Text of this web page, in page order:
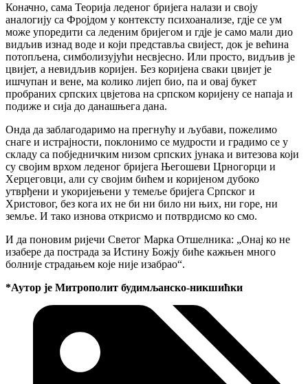
Коначно, сама Теорија леденог бријега налази и своју
аналогију са Фројдом у контексту психоанализе, гдје се ум
може упоредити са леденим бријегом и гдје је само мали дио
видљив изнад воде и који представља свијест, док је већина
потопљена, симболизујући несвјесно. Или просто, видљив је
цвијет, а невидљив коријен. Без коријена сваки цвијет је
ишчупан и вене, ма колико лијеп био, па и овај букет
пробраних српских цвјетова на српском коријену се напаја и
подиже и сија до данашњега дана.
Онда да заблагодаримо на прегнућу и љубави, пожелимо
снаге и истрајности, поклонимо се мудрости и градимо се у
складу са побједничким низом српских јунака и витезова који
су својим врхом леденог бријега Његошеви Црногорци и
Херцеговци, али су својим бићем и коријеном дубоко
утврђени и укоријењени у темеље бријега Српског и
Христовог, без кога их не би ни било ни њих, ни горе, ни
земље. И тако изнова открисмо и потврдисмо ко смо.
И да поновим ријечи Светог Марка Отшелника: „Онај ко не
изабере да пострада за Истину Божју биће кажњен много
болније страдањем које није изабрао“.
*Аутор је Митрополит будимљанско-никшићки